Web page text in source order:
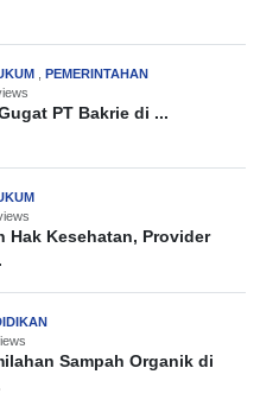
PEMERINTAHAN
PT Bakrie di ...
Hak Kesehatan, Provider
Sampah Organik di